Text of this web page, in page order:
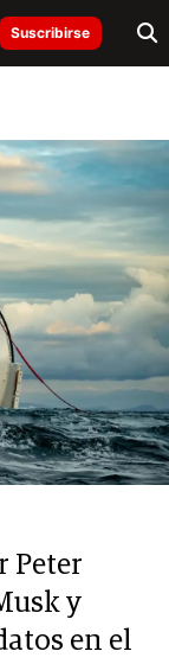
Suscribirse
Peter
y
en el